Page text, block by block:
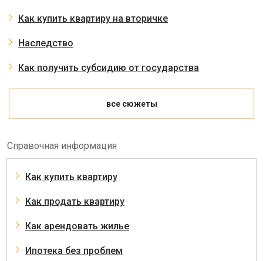
Как купить квартиру на вторичке
Наследство
Как получить субсидию от государства
все сюжеты
Справочная информация
Как купить квартиру
Как продать квартиру
Как арендовать жилье
Ипотека без проблем